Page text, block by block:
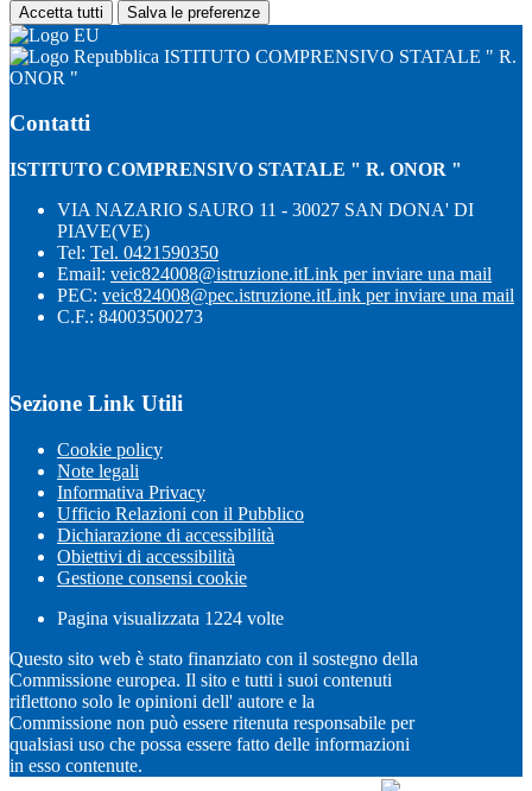
Accetta tutti Salva le preferenze
ISTITUTO COMPRENSIVO STATALE " R.
ONOR "
Contatti
ISTITUTO COMPRENSIVO STATALE " R. ONOR "
VIA NAZARIO SAURO 11 - 30027 SAN DONA' DI
PIAVE(VE)
Tel: Tel. 0421590350
Email: veic824008@istruzione.itLink per inviare una mail
PEC: veic824008@pec.istruzione.itLink per inviare una mail
C.F.: 84003500273
Sezione Link Utili
Cookie policy
Note legali
Informativa Privacy
Ufficio Relazioni con il Pubblico
Dichiarazione di accessibilità
Obiettivi di accessibilità
Gestione consensi cookie
Pagina visualizzata 1224 volte
Questo sito web è stato finanziato con il sostegno della
Commissione europea. Il sito e tutti i suoi contenuti
riflettono solo le opinioni dell' autore e la
Commissione non può essere ritenuta responsabile per
qualsiasi uso che possa essere fatto delle informazioni
in esso contenute.